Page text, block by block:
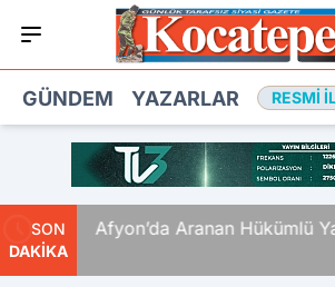
GÜNDEM YAZARLAR RESMI
SON
DAKİKA
Afyon’da Aranan Hükümlü